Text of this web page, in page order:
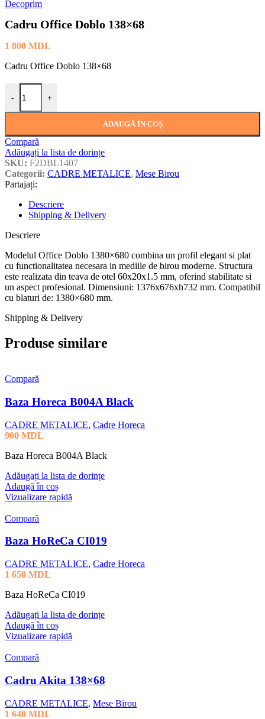
Cadru Office Doblo 138×68
1 800 MDL
Cadru Office Doblo 138×68
-
Cantitate Cadru Office Doblo 138×68
+
ADAUGĂ ÎN COȘ
Compară
Adăugați la lista de dorințe
SKU: F2DBL1407
Categorii: CADRE METALICE, Mese Birou
Partajați:
Descriere
Shipping & Delivery
Descriere
Modelul Office Doblo 1380×680 combina un profil elegant si plat
cu functionalitatea necesara in mediile de birou moderne. Structura
este realizata din teava de otel 60x20x1.5 mm, oferind stabilitate si
un aspect profesional. Dimensiuni: 1376x676xh732 mm. Compatibil
cu blaturi de: 1380×680 mm.
Shipping & Delivery
Produse similare
Compară
Baza Horeca B004A Black
CADRE METALICE, Cadre Horeca
900 MDL
Baza Horeca B004A Black
Adăugați la lista de dorințe
Adaugă în coș
Vizualizare rapidă
Compară
Baza HoReCa CI019
CADRE METALICE, Cadre Horeca
1 650 MDL
Baza HoReCa CI019
Adăugați la lista de dorințe
Adaugă în coș
Vizualizare rapidă
Compară
Cadru Akita 138×68
CADRE METALICE, Mese Birou
1 640 MDL